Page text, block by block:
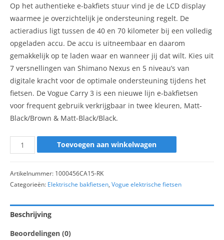
Op het authentieke e-bakfiets stuur vind je de LCD display
waarmee je overzichtelijk je ondersteuning regelt. De
actieradius ligt tussen de 40 en 70 kilometer bij een volledig
opgeladen accu. De accu is uitneembaar en daarom
gemakkelijk op te laden waar en wanneer jij dat wilt. Kies uit
7 versnellingen van Shimano Nexus en 5 niveau’s van
digitale kracht voor de optimale ondersteuning tijdens het
fietsen. De Vogue Carry 3 is een nieuwe lijn e-bakfietsen
voor frequent gebruik verkrijgbaar in twee kleuren, Matt-
Black/Brown & Matt-Black/Black.
Toevoegen aan winkelwagen
Artikelnummer: 1000456CA15-RK
Categorieën: Elektrische bakfietsen, Vogue elektrische fietsen
Beschrijving
Beoordelingen (0)